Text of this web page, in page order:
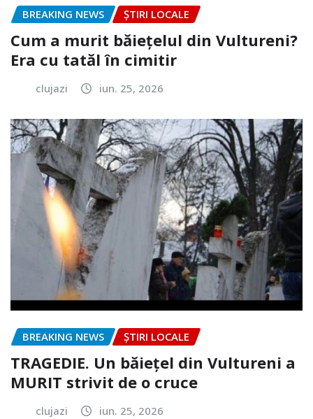
BREAKING NEWS ȘTIRI LOCALE
Cum a murit băiețelul din Vultureni?
Era cu tatăl în cimitir
clujazi iun. 25, 2026
BREAKING NEWS ȘTIRI LOCALE
TRAGEDIE. Un băiețel din Vultureni a
MURIT strivit de o cruce
clujazi iun. 25, 2026